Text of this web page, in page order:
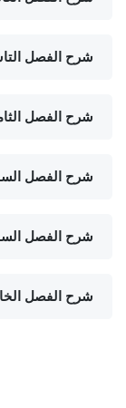
شرح الفصل
شرح الفصل
شرح الفصل
شرح الفصل
شرح الفصل